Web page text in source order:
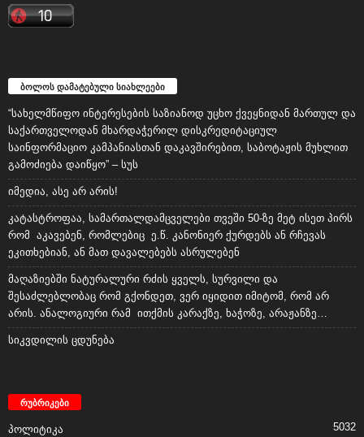
ბოლოს დამატებული სიახლეები
“სახელმწიფო ინტერესების საზიანოდ უცხო ქვეყნიდან მართულ და
საქართველოდან მხარდაჭერილ დისკრედიტაციულ
საინფორმაციო კამპანიასთან დაკავშირებით, საბოტაჟის მუხლით
გამოძიება დაიწყო” – სუს
იმედია, ასე არ არის!
კატასტროფაა, სამართალდამცველები თვეში 50-ზე მეტ ისეთ პირს
რომ აკავებენ, რომლებიც ე.წ. კანონიერ ქურდებს ან რჩევას
ეკითხებიან, ან მათ დავალებებს ასრულებენ
მაღაზიებში ნატურალური რძის ყველს, სურვილი და
შესაძლებლობაც რომ გქონდეთ, ვერ იყიდით იმიტომ, რომ არ
არის. ანალოგიური რამ ითქმის კარაქზე, ხაჭოზე, არაჟანზე…
სიკვდილის ცდუნება
რუბრიკები
პოლიტიკა 5032